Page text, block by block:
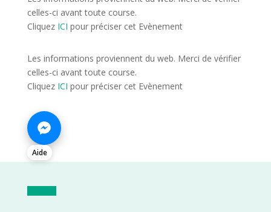
celles-ci avant toute course.
Cliquez ICI pour préciser cet Evènement
Les informations proviennent du web. Merci de vérifier
celles-ci avant toute course.
Cliquez ICI pour préciser cet Evènement
Aide